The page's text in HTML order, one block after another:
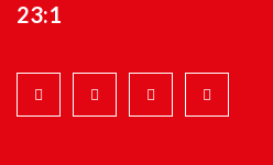
23:1